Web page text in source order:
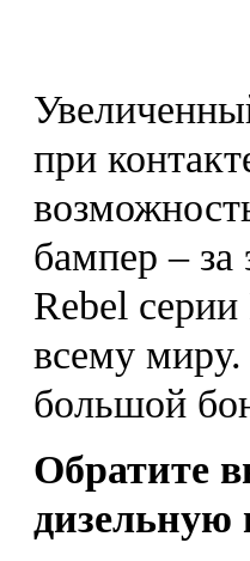
при
бампер – за
Rebel
всему
большой
Обратите
дизельную